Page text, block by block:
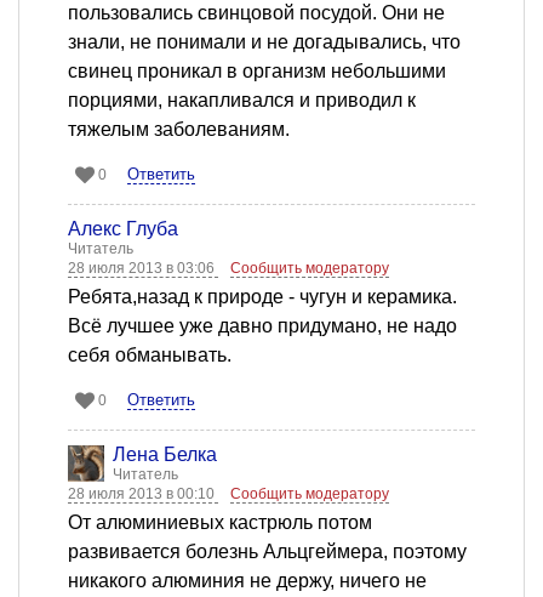
пользовались свинцовой посудой. Они не
знали, не понимали и не догадывались, что
свинец проникал в организм небольшими
порциями, накапливался и приводил к
тяжелым заболеваниям.
0 Ответить
Алекс Глуба
Читатель
28 июля 2013 в 03:06
Сообщить модератору
Ребята,назад к природе - чугун и керамика.
Всё лучшее уже давно придумано, не надо
себя обманывать.
0 Ответить
Лена Белка
Читатель
28 июля 2013 в 00:10
Сообщить модератору
От алюминиевых кастрюль потом
развивается болезнь Альцгеймера, поэтому
никакого алюминия не держу, ничего не